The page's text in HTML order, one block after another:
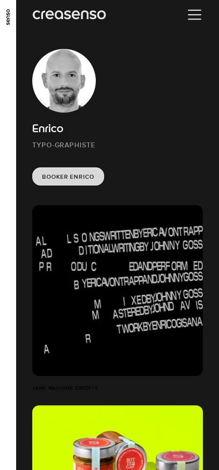
ALLER AU CONTENU PRINCIPAL
ALLER EN BAS DE PAGE
Enrico
TYPO-GRAPHISTE
BOOKER ENRICO
JANE MACHINE CREDITS